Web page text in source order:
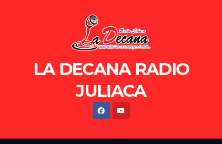
LA DECANA RADIO
JULIACA